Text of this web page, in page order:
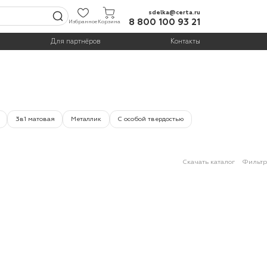
ИзбранноеКорзина
sdelka@certa.ru
8 800 100 93 21
Для партнёров Контакты
3в1 матовая Металлик С особой твердостью
Скачать каталог Фильтр